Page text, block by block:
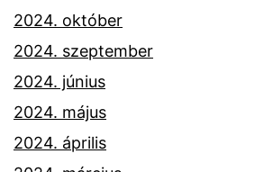
2024. október
2024. szeptember
2024. június
2024. május
2024. április